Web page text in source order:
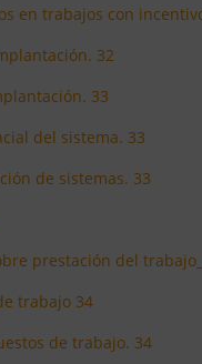
en trabajos con
32
33
del sistema. 33
de sistemas. 33
prestación del
trabajo 34
de trabajo. 34